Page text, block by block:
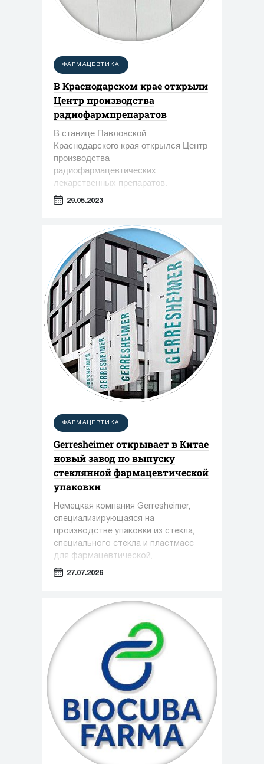
ФАРМАЦЕВТИКА
В Краснодарском крае открыли
Центр производства
радиофармпрепаратов
В станице Павловской
Краснодарского края открылся Центр
производства
радиофармацевтических
лекарственных препаратов.
29.05.2023
ФАРМАЦЕВТИКА
Gerresheimer открывает в Китае
новый завод по выпуску
стеклянной фармацевтической
упаковки
Немецкая компания Gerresheimer,
специализирующаяся на
производстве упаковки из стекла,
специального стекла и пластмасс
для фармацевтической,
косметической и пищевой
Чжэньцзяне (КНР)
27.07.2026